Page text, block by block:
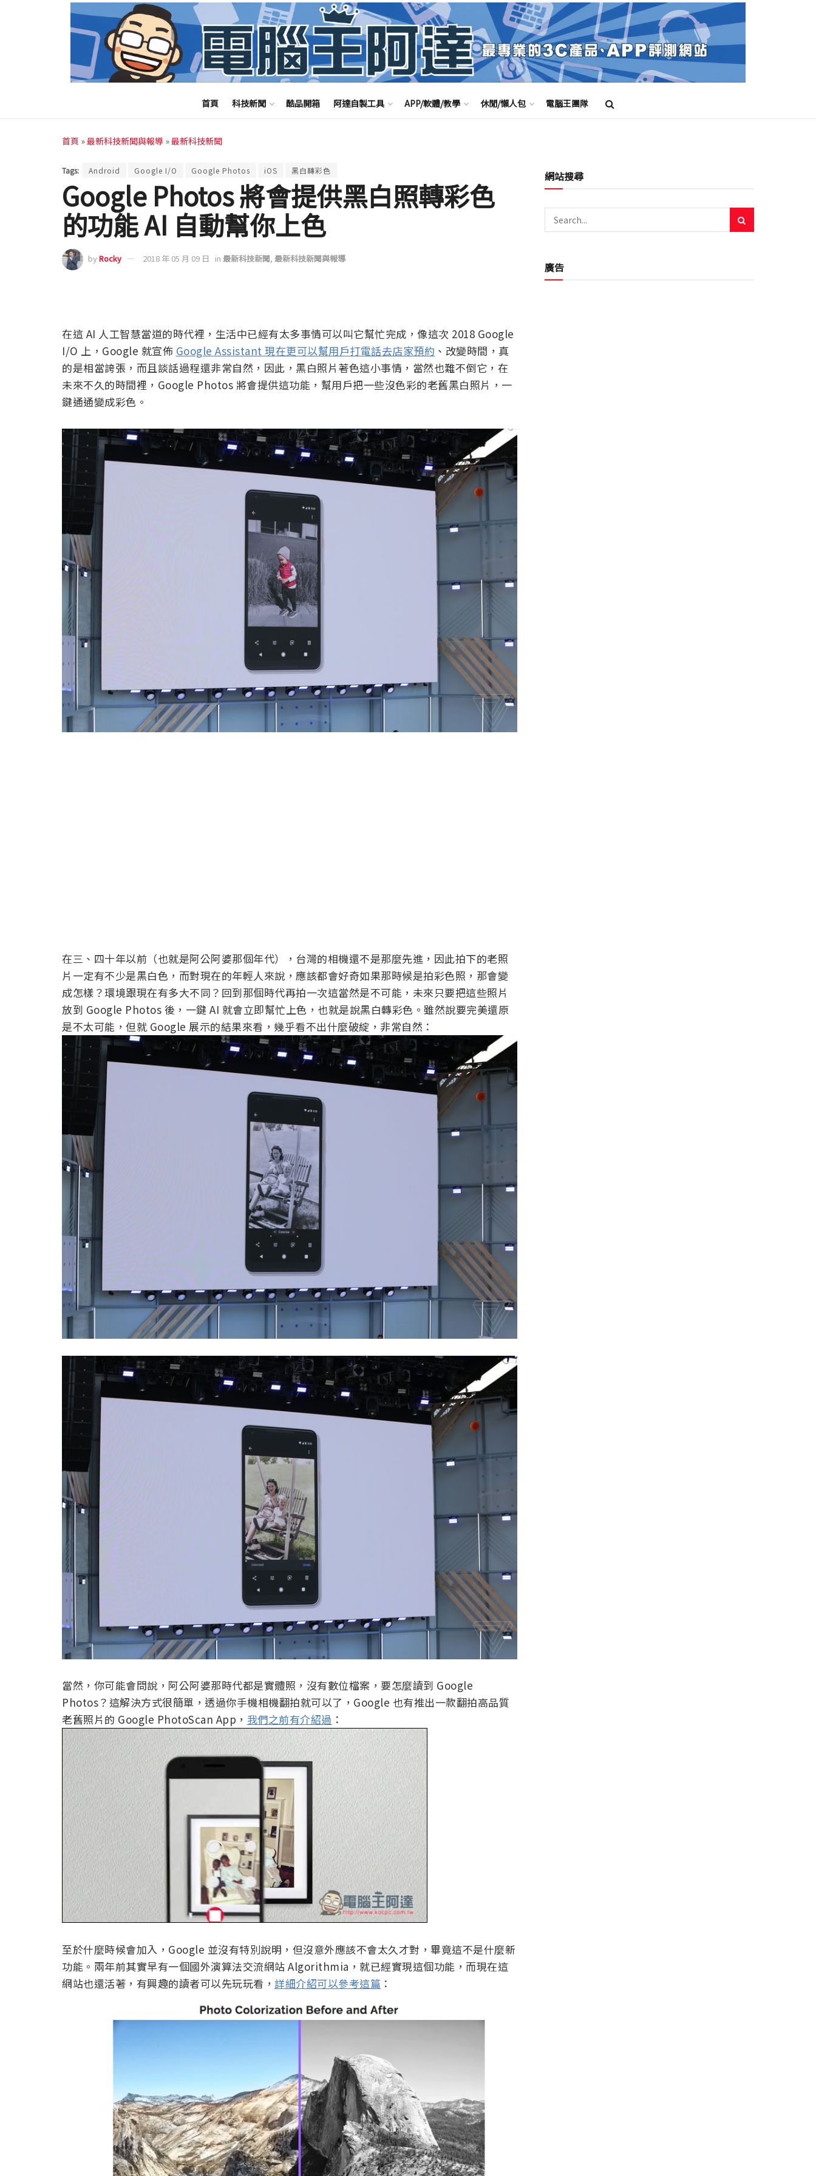
首頁 科技新聞 酷品開箱 阿達自製工具 APP/軟體/教學 休閒/懶人包 電腦王團隊
首頁 »最新科技新聞與報導 »最新科技新聞
Tags: Android Google I/O Google Photos iOS 黑白轉彩色
Google Photos 將會提供黑白照轉彩色
的功能 AI 自動幫你上色
byRocky 2018 年 05 月 09 日 in 最新科技新聞, 最新科技新聞與報導
在這 AI 人工智慧當道的時代裡，生活中已經有太多事情可以叫它幫忙完成，像這次 2018 Google
I/O 上，Google 就宣佈 Google Assistant 現在更可以幫用戶打電話去店家預約 、改變時間，真
的是相當誇張，而且談話過程還非常自然，因此，黑白照片著色這小事情，當然也難不倒它，在
未來不久的時間裡，Google Photos 將會提供這功能，幫用戶把一些沒色彩的老舊黑白照片，一
鍵通通變成彩色。
在三、四十年以前（也就是阿公阿婆那個年代），台灣的相機還不是那麼先進，因此拍下的老照
片一定有不少是黑白色，而對現在的年輕人來說，應該都會好奇如果那時候是拍彩色照，那會變
成怎樣？環境跟現在有多大不同？回到那個時代再拍一次這當然是不可能，未來只要把這些照片
放到 Google Photos 後，一鍵 AI 就會立即幫忙上色，也就是說黑白轉彩色。雖然說要完美還原
是不太可能，但就 Google 展示的結果來看，幾乎看不出什麼破綻，非常自然：
當然，你可能會問說，阿公阿婆那時代都是實體照，沒有數位檔案，要怎麼讀到 Google
Photos？這解決方式很簡單，透過你手機相機翻拍就可以了，Google 也有推出一款翻拍高品質
老舊照片的 Google PhotoScan App， 我們之前有介紹過 ：
至於什麼時候會加入，Google 並沒有特別說明，但沒意外應該不會太久才對，畢竟這不是什麼新
功能。兩年前其實早有一個國外演算法交流網站 Algorithmia，就已經實現這個功能，而現在這
網站也還活著，有興趣的讀者可以先玩玩看， 詳細介紹可以參考這篇 ：
網站搜尋
廣告